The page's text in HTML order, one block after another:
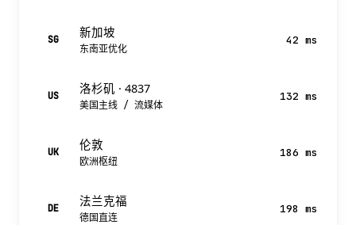
SG 新加坡
东南亚优化
42 ms
US 洛杉矶 · 4837
美国主线 / 流媒体
132 ms
UK 伦敦
欧洲枢纽
186 ms
DE 法兰克福
德国直连
198 ms